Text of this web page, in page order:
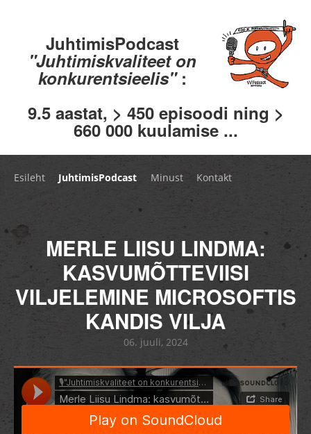
JuhtimisPodcast
"Juhtimiskvaliteet on
konkurentsieelis" :
9.5 aastat, > 450 episoodi ning >
660 000 kuulamise ...
Esileht JuhtimisPodcast Minust Kontakt
MERLE LIISU LINDMA:
KASVUMÕTTEVIISI
VILJELEMINE MICROSOFTIS
KANDIS VILJA
06. juuli, 2024